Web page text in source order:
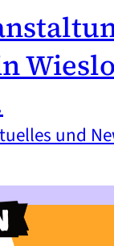
und